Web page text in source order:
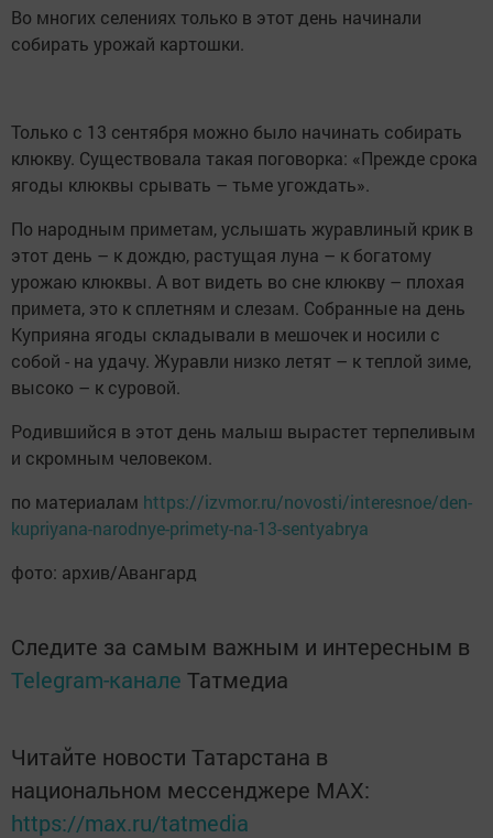
Во многих селениях только в этот день начинали
собирать урожай картошки.
Только с 13 сентября можно было начинать собирать
клюкву. Существовала такая поговорка: «Прежде срока
ягоды клюквы срывать – тьме угождать».
По народным приметам, услышать журавлиный крик в
этот день – к дождю, растущая луна – к богатому
урожаю клюквы. А вот видеть во сне клюкву – плохая
примета, это к сплетням и слезам. Собранные на день
Куприяна ягоды складывали в мешочек и носили с
собой - на удачу. Журавли низко летят – к теплой зиме,
высоко – к суровой.
Родившийся в этот день малыш вырастет терпеливым
и скромным человеком.
по материалам https://izvmor.ru/novosti/interesnoe/den-
kupriyana-narodnye-primety-na-13-sentyabrya
фото: архив/Авангард
Следите за самым важным и интересным в
Telegram-канале Татмедиа
Читайте новости Татарстана в
национальном мессенджере MАХ:
https://max.ru/tatmedia